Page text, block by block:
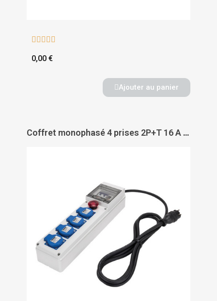
    
0,00 €
Ajouter au panier
Coffret monophasé 4 prises 2P+T 16 A - GEWISS